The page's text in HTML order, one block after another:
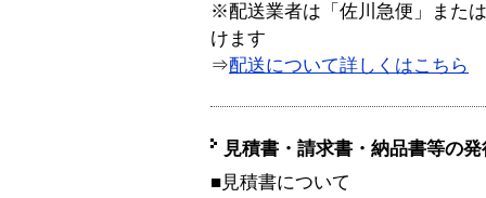
※配送業者は「佐川急便」また
けます
⇒配送について詳しくはこちら
見積書・請求書・納品書等の
■見積書について